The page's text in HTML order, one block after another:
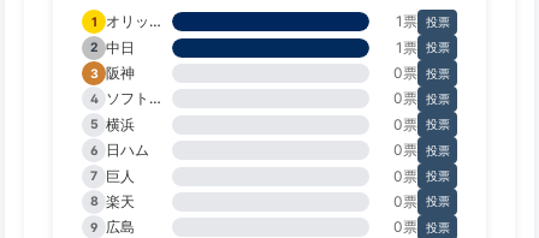
1 オリックス 1票 投票
2 中日 1票 投票
3 阪神 0票 投票
4
ソフトバンク 0票 投票
5 横浜 0票 投票
6
日ハム 0票 投票
7
巨人 0票 投票
8 楽天 0票 投票
9
広島 0票 投票